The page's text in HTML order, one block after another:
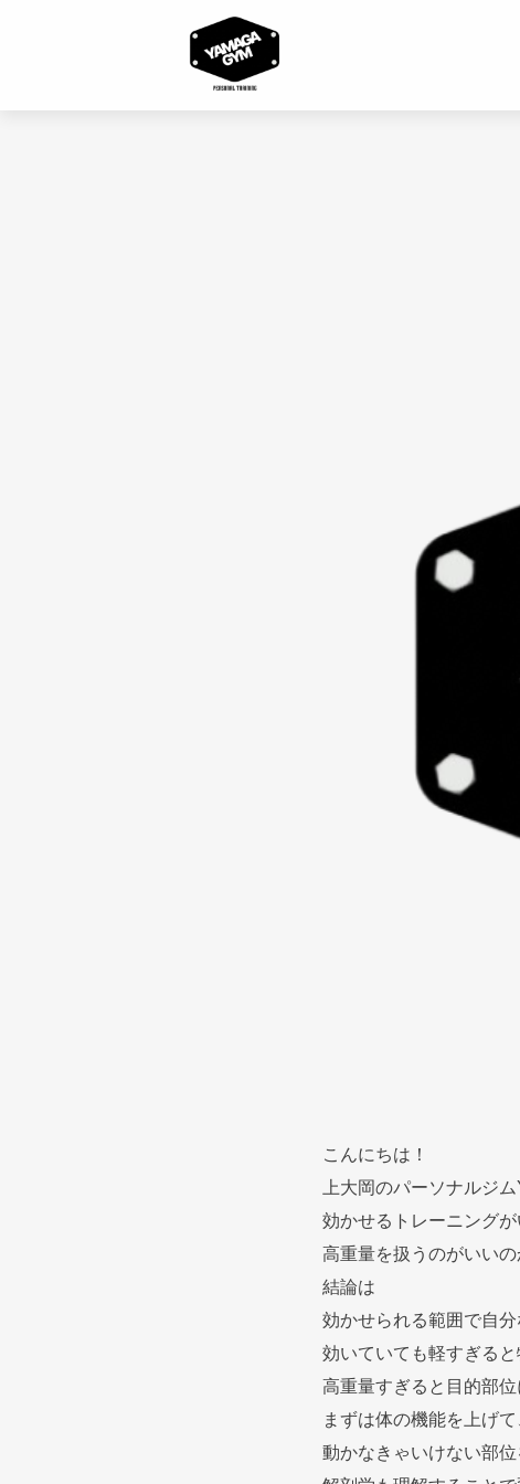
こんにちは！
上大岡のパーソナルジ
効かせるトレーニング
高重量を扱うのがいい
結論は
効かせられる範囲で自
効いていても軽すぎる
高重量すぎると目的部
まずは体の機能を上げ
動かなきゃいけない部